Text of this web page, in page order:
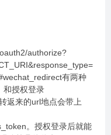
authorize?
有两种
和授权登录
返来的url地点会带上
。授权登录后就能